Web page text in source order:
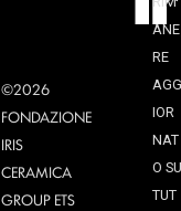
©2026
FONDAZIONE
IRIS
CERAMICA
GROUP ETS
ANE
RE
AGG
IOR
NAT
O SU
TUT